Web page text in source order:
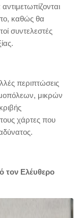
καθώς θα
συντελεστές
περιπτώσεις
μικρών
χάρτες που
τον Ελέυθερο